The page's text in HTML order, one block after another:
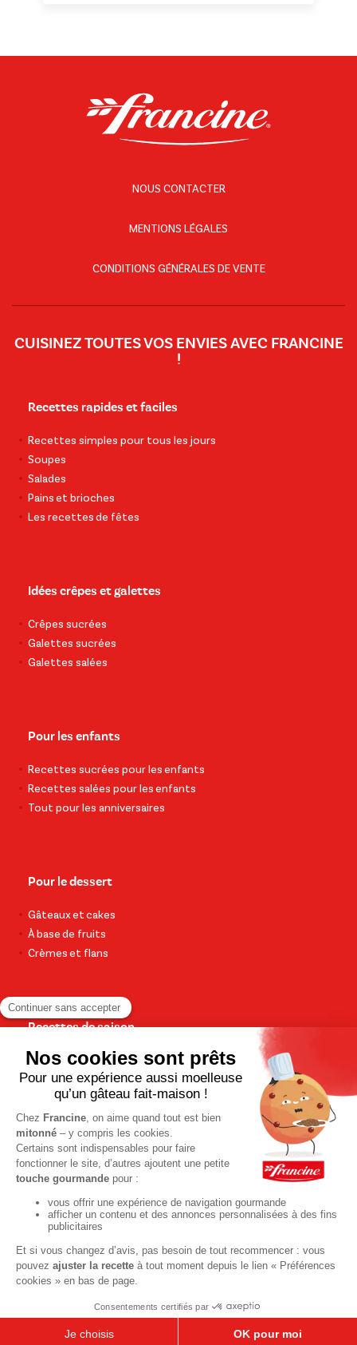
NOUS CONTACTER
MENTIONS LÉGALES
CONDITIONS GÉNÉRALES DE VENTE
CUISINEZ TOUTES VOS ENVIES AVEC FRANCINE
!
Recettes rapides et faciles
Recettes simples pour tous les jours
Soupes
Salades
Pains et brioches
Les recettes de fêtes
Idées crêpes et galettes
Crêpes sucrées
Galettes sucrées
Galettes salées
Pour les enfants
Recettes sucrées pour les enfants
Recettes salées pour les enfants
Tout pour les anniversaires
Pour le dessert
Gâteaux et cakes
À base de fruits
Crèmes et flans
Recettes de saison
Printemps
Été
Automne
Hiver
TOUTES LES RECETTES
Pour votre santé, pratiquez une activité physique régulière. Plus
d’infos surwww.mangerbouger.frM'inscrire à
la Newsletter